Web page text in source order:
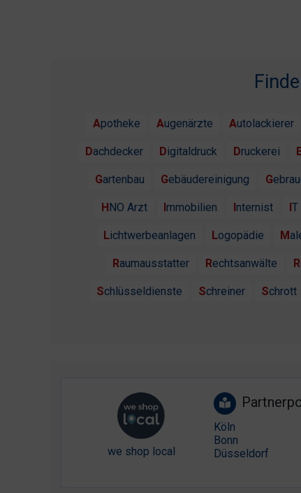
Apotheke Augenärzte Autolackierer
Dachdecker Digitaldruck Druckerei
Gartenbau Gebäudereinigung
HNO Arzt Immobilien Internist
Lichtwerbeanlagen Logopädie
Raumausstatter Rechtsanwälte
Schlüsseldienste Schreiner Schrott
we shop local
Köln
Bonn
Düsseldorf